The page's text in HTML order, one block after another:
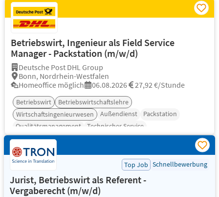
Betriebswirt, Ingenieur als Field Service
Manager - Packstation (m/w/d)
Deutsche Post DHL Group
Bonn, Nordrhein-Westfalen
Homeoffice möglich
06.08.2026 27,92 €/Stunde
Betriebswirt
Betriebswirtschaftslehre
Wirtschaftsingenieurwesen
Außendienst
Packstation
Qualitätsmanagement
Technischer Service
Top Job Schnellbewerbung
Jurist, Betriebswirt als Referent -
Vergaberecht (m/w/d)